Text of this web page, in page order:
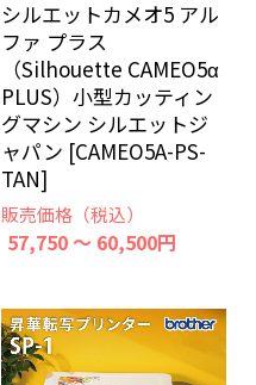
シルエットカメオ5 アル
ファ プラス
（Silhouette CAMEO5α
PLUS）小型カッティン
グマシン シルエットジ
ャパン [CAMEO5A-PS-
TAN]
販売価格（税込）
57,750 ～ 60,500円